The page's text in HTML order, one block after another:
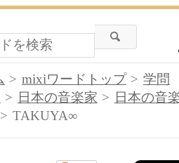
mixiワードトップ
学問
日本の音楽家 日本の音
TAKUYA∞